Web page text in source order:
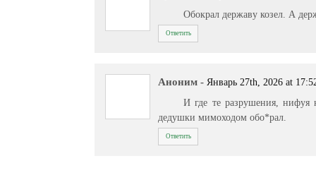
Обокрал державу козел. А
Ответить
Аноним - Январь 27th, 2026 at
И где те разрушения, нифуя
дедушки мимоходом обо*рал.
Ответить